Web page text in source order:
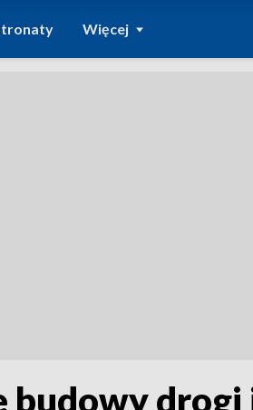
Więcej
drogi